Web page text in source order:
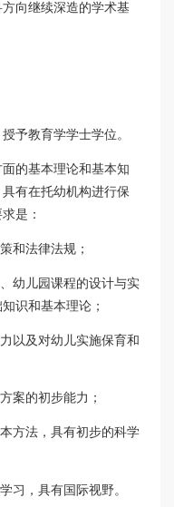
向继续深造的学术基
予教育学学士学位。
的基本理论和基本知
有在托幼机构进行保
是：
和法律法规；
幼儿园课程的设计与实
识和基本理论；
以及对幼儿实施保育和
案的初步能力；
方法，具有初步的科学
习，具有国际视野。